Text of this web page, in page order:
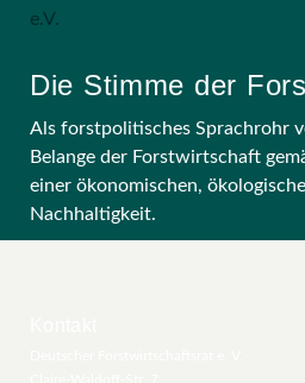
Die Stimme der
Als forstpolitisches Sprachrohr
Belange der Forstwirtschaft
einer ökonomischen,
Nachhaltigkeit.